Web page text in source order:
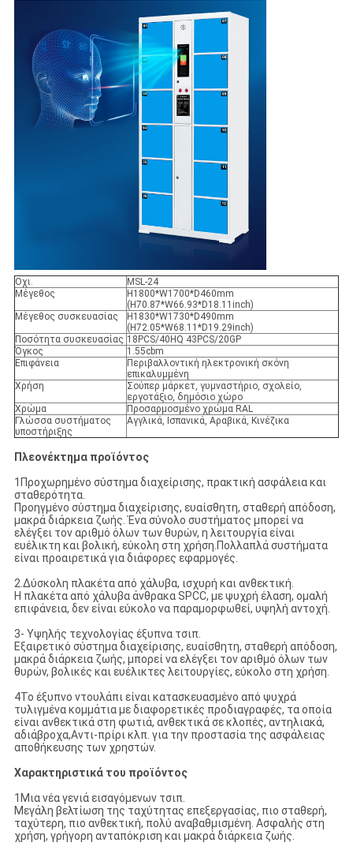
Οχι.
MSL-24
Μέγεθος
H1800*W1700*D460mm
(H70.87*W66.93*D18.11inch)
Μέγεθος συσκευασίας
H1830*W1730*D490mm
(H72.05*W68.11*D19.29inch)
Ποσότητα συσκευασίας 18PCS/40HQ 43PCS/20GP
Όγκος
1.55cbm
Επιφάνεια
Περιβαλλοντική ηλεκτρονική σκόνη
επικαλυμμένη
Χρήση
Σούπερ μάρκετ, γυμναστήριο, σχολείο,
εργοτάξιο, δημόσιο χώρο
Χρώμα
Προσαρμοσμένο χρώμα RAL
Γλώσσα συστήματος
υποστήριξης
Αγγλικά, Ισπανικά, Αραβικά, Κινέζικα
Πλεονέκτημα προϊόντος
1Προχωρημένο σύστημα διαχείρισης, πρακτική ασφάλεια και
σταθερότητα.
Προηγμένο σύστημα διαχείρισης, ευαίσθητη, σταθερή απόδοση,
μακρά διάρκεια ζωής. Ένα σύνολο συστήματος μπορεί να
ελέγξει τον αριθμό όλων των θυρών, η λειτουργία είναι
ευέλικτη και βολική, εύκολη στη χρήση.Πολλαπλά συστήματα
είναι προαιρετικά για διάφορες εφαρμογές.
2.Δύσκολη πλακέτα από χάλυβα, ισχυρή και ανθεκτική.
Η πλακέτα από χάλυβα άνθρακα SPCC, με ψυχρή έλαση, ομαλή
επιφάνεια, δεν είναι εύκολο να παραμορφωθεί, υψηλή αντοχή.
3- Υψηλής τεχνολογίας έξυπνα τσιπ.
Εξαιρετικό σύστημα διαχείρισης, ευαίσθητη, σταθερή απόδοση,
μακρά διάρκεια ζωής, μπορεί να ελέγξει τον αριθμό όλων των
θυρών, βολικές και ευέλικτες λειτουργίες, εύκολο στη χρήση.
4Το έξυπνο ντουλάπι είναι κατασκευασμένο από ψυχρά
τυλιγμένα κομμάτια με διαφορετικές προδιαγραφές, τα οποία
είναι ανθεκτικά στη φωτιά, ανθεκτικά σε κλοπές, αντηλιακά,
αδιάβροχα,Αντι-πρίρι κλπ. για την προστασία της ασφάλειας
αποθήκευσης των χρηστών.
Χαρακτηριστικά του προϊόντος
1Μια νέα γενιά εισαγόμενων τσιπ.
Μεγάλη βελτίωση της ταχύτητας επεξεργασίας, πιο σταθερή,
ταχύτερη, πιο ανθεκτική, πολύ αναβαθμισμένη. Ασφαλής στη
χρήση, γρήγορη ανταπόκριση και μακρά διάρκεια ζωής.